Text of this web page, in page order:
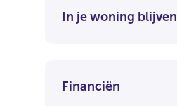
In je woning blijven
Financiën